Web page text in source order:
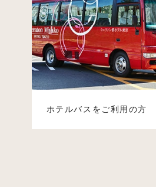
ホテルバスをご利用の方